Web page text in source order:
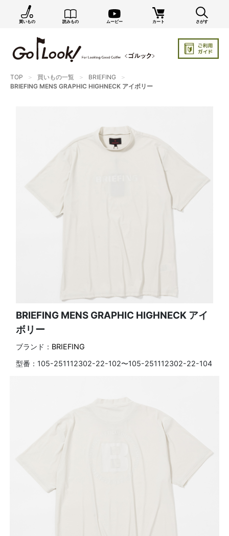
買いもの 読みもの ムービー カート さがす
TOP 買いもの一覧
BRIEFING
BRIEFING MENS GRAPHIC HIGHNECK アイボリー
BRIEFING MENS GRAPHIC HIGHNECK アイ
ボリー
ブランド： BRIEFING
型番： 105-251112302-22-102〜105-251112302-22-104
×
GO/LOOK! からのお知らせ（受信設定）
新商品情報や編集部のオススメ、オトクな情報・買い
まだご登録でない方はぜひ！
カートに残っている商品のお知らせ（買い忘れ通知）
いつでもメール内のリンクから配信停止できます